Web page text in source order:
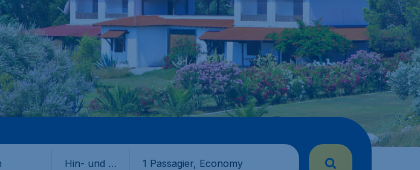
Hin- und Rü
1 Passagier, Economy